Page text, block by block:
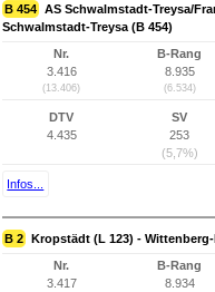
B 454 AS Schwalmstadt-Treysa/
Schwalmstadt-Treysa (B 454)
Nr.
3.416
(13.406)
B-Rang
8.935
(6.534)
DTV
4.435
SV
253
(5,7%)
Infos...
B 2 Kropstädt (L 123) -
Nr.
3.417
B-Rang
8.934